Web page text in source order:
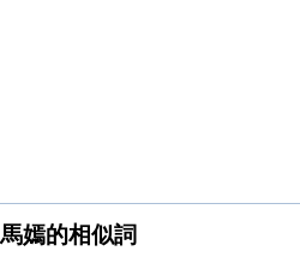
馬嫣的相似詞